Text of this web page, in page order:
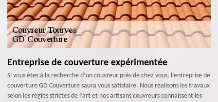
Entreprise de couverture expérimentée
Si vous êtes à la recherche d’un couvreur près de chez vous, l’entreprise de
couverture GD Couverture saura vous satisfaire. Nous réalisons les travaux
selon les règles strictes de l’art et nos artisans couvreurs connaissent les